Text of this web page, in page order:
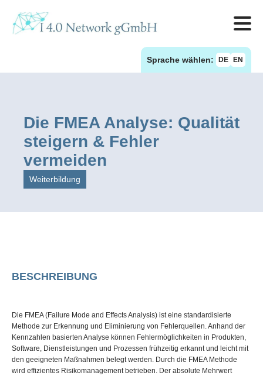
Sprache wählen: DE EN
Die FMEA Analyse: Qualität
steigern & Fehler
vermeiden
Weiterbildung
BESCHREIBUNG
Die FMEA (Failure Mode and Effects Analysis) ist eine standardisierte
Methode zur Erkennung und Eliminierung von Fehlerquellen. Anhand der
Kennzahlen basierten Analyse können Fehlermöglichkeiten in Produkten,
Software, Dienstleistungen und Prozessen frühzeitig erkannt und leicht mit
den geeigneten Maßnahmen belegt werden. Durch die FMEA Methode
wird effizientes Risikomanagement betrieben. Der absolute Mehrwert